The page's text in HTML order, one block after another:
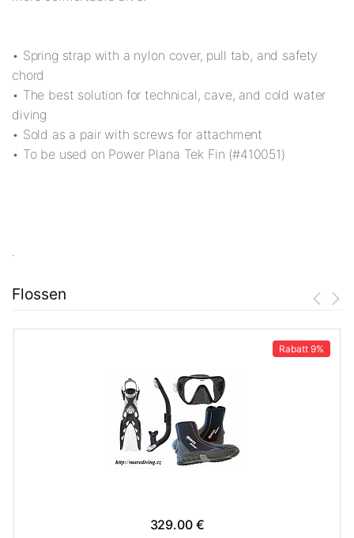
• Spring strap with a nylon cover, pull tab, and safety
chord
• The best solution for technical, cave, and cold water
diving
• Sold as a pair with screws for attachment
• To be used on Power Plana Tek Fin (#410051)
.
Flossen
Rabatt 9%
329.00 €